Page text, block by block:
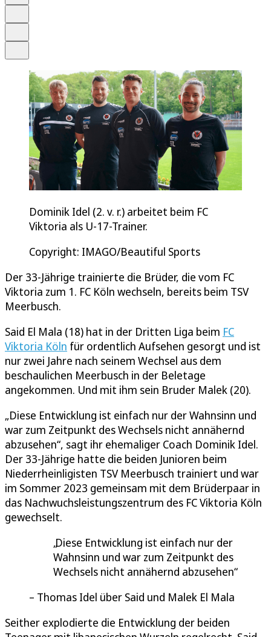
Dominik Idel (2. v. r.) arbeitet beim FC
Viktoria als U-17-Trainer.
Copyright: IMAGO/Beautiful Sports
Der 33-Jährige trainierte die Brüder, die vom FC
Viktoria zum 1. FC Köln wechseln, bereits beim TSV
Meerbusch.
Said El Mala (18) hat in der Dritten Liga beim FC
Viktoria Köln für ordentlich Aufsehen gesorgt und ist
nur zwei Jahre nach seinem Wechsel aus dem
beschaulichen Meerbusch in der Beletage
angekommen. Und mit ihm sein Bruder Malek (20).
„Diese Entwicklung ist einfach nur der Wahnsinn und
war zum Zeitpunkt des Wechsels nicht annähernd
abzusehen“, sagt ihr ehemaliger Coach Dominik Idel.
Der 33-Jährige hatte die beiden Junioren beim
Niederrheinligisten TSV Meerbusch trainiert und war
im Sommer 2023 gemeinsam mit dem Brüderpaar in
das Nachwuchsleistungszentrum des FC Viktoria Köln
gewechselt.
Diese Entwicklung ist einfach nur der
Wahnsinn und war zum Zeitpunkt des
Wechsels nicht annähernd abzusehen
Thomas Idel über Said und Malek El Mala
Seither explodierte die Entwicklung der beiden